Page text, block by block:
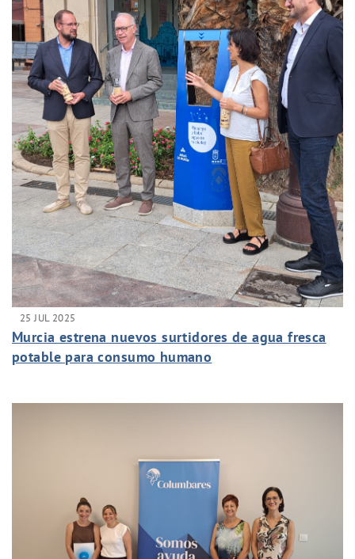
25 JUL 2025
Murcia estrena nuevos surtidores de agua fresca
potable para consumo humano